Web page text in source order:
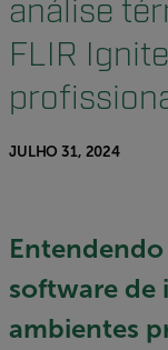
análise
FLIR
JULHO 31, 2024
software de
ambientes